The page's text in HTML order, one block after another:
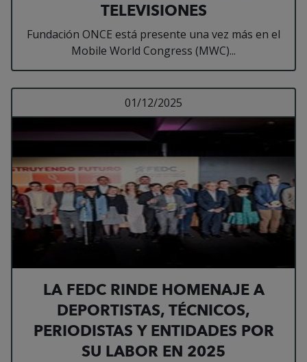
TELEVISIONES
Fundación ONCE está presente una vez más en el
Mobile World Congress (MWC)...
01/12/2025
LA FEDC RINDE HOMENAJE A
DEPORTISTAS, TÉCNICOS,
PERIODISTAS Y ENTIDADES POR
SU LABOR EN 2025
Leer más sobre LA